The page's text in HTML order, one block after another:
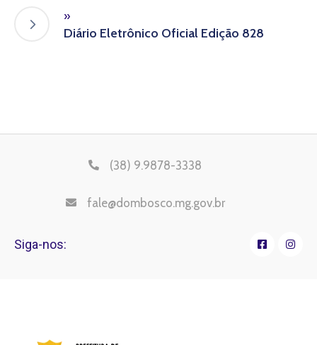
»
Diário Eletrônico Oficial Edição 828
(38) 9.9878-3338
fale@dombosco.mg.gov.br
Siga-nos: